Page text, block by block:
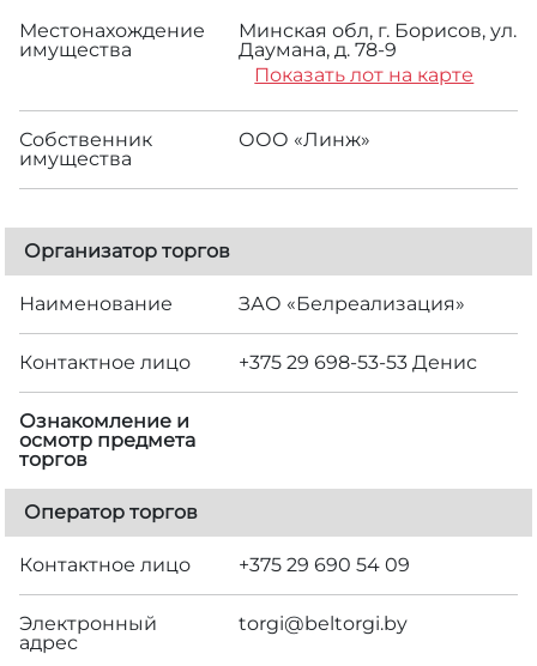
Местонахождение
имущества
Минская обл, г. Борисов, ул.
Даумана, д. 78-9
Показать лот на карте
Собственник
имущества
ООО «Линж»
Организатор торгов
Наименование ЗАО «Белреализация»
Контактное лицо +375 29 698-53-53 Денис
Ознакомление и
осмотр предмета
торгов
Оператор торгов
Контактное лицо +375 29 690 54 09
Электронный
адрес
torgi@beltorgi.by